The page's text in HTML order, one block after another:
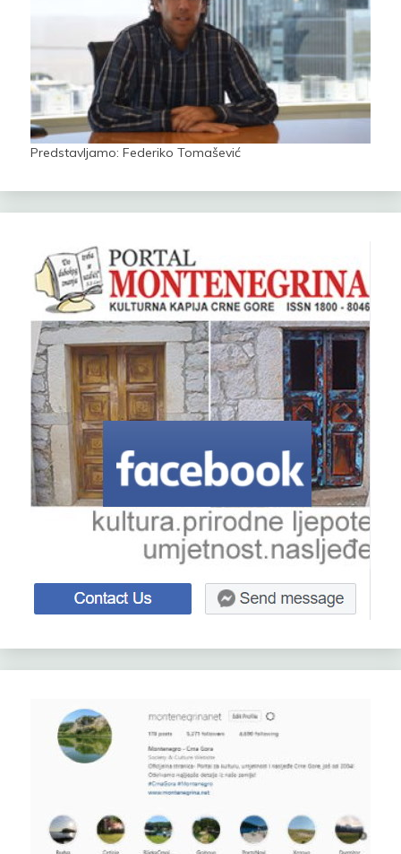
Predstavljamo: Federiko Tomašević